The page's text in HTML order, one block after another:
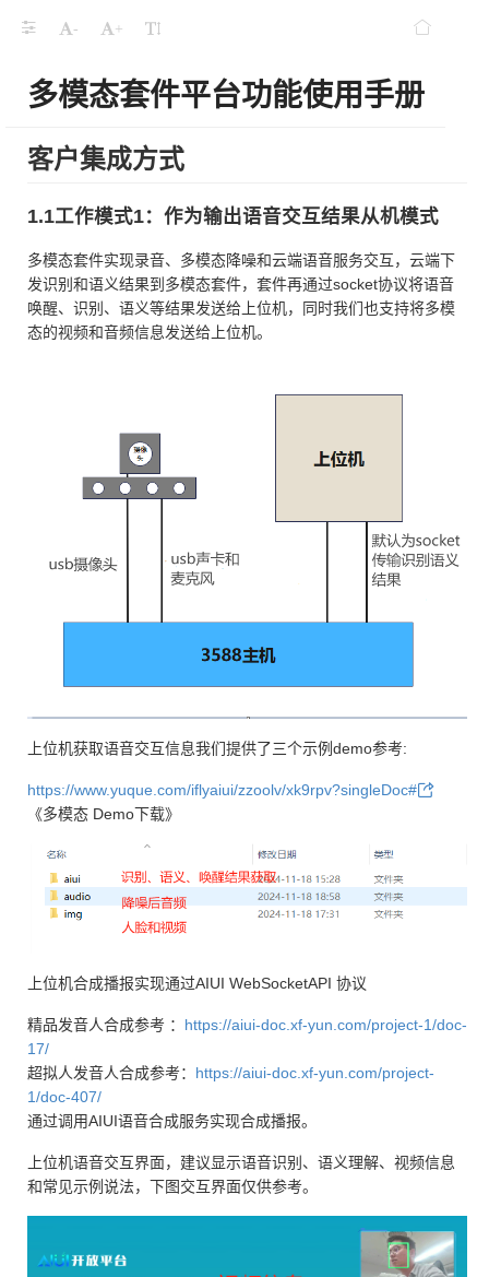
- +
多模态套件平台功能使用手册
客户集成方式
1.1工作模式1：作为输出语音交互结果从机模式
多模态套件实现录音、多模态降噪和云端语音服务交互，云端下
发识别和语义结果到多模态套件，套件再通过socket协议将语音
唤醒、识别、语义等结果发送给上位机，同时我们也支持将多模
态的视频和音频信息发送给上位机。
上位机获取语音交互信息我们提供了三个示例demo参考:
https://www.yuque.com/iflyaiui/zzoolv/xk9rpv?singleDoc#
《多模态 Demo下载》
上位机合成播报实现通过AIUI WebSocketAPI 协议
精品发音人合成参考 ： https://aiui-doc.xf-yun.com/project-1/doc-
17/
超拟人发音人合成参考： https://aiui-doc.xf-yun.com/project-
1/doc-407/
通过调用AIUI语音合成服务实现合成播报。
上位机语音交互界面，建议显示语音识别、语义理解、视频信息
和常见示例说法，下图交互界面仅供参考。